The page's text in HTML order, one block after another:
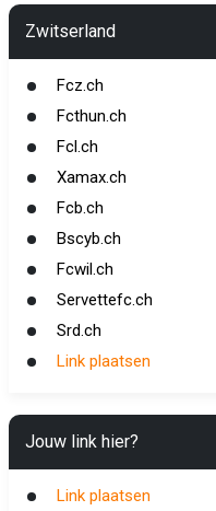
Zwitserland
Fcz.ch
Fcthun.ch
Fcl.ch
Xamax.ch
Fcb.ch
Bscyb.ch
Fcwil.ch
Servettefc.ch
Srd.ch
Link plaatsen
Jouw link hier?
Link plaatsen